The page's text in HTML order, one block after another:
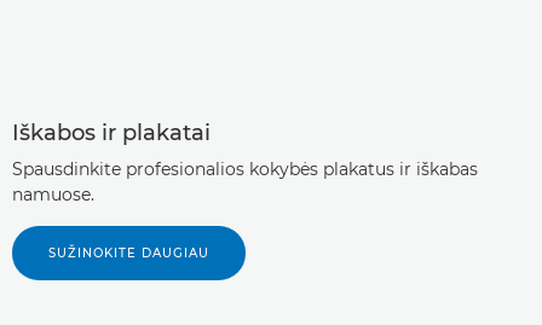
Iškabos ir plakatai
Spausdinkite profesionalios kokybės plakatus ir iškabas
namuose.
SUŽINOKITE DAUGIAU